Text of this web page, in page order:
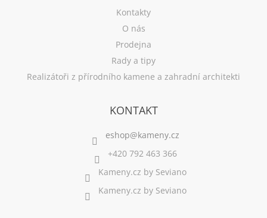
Kontakty
O nás
Prodejna
Rady a tipy
Realizátoři z přírodního kamene a zahradní architekti
KONTAKT
+420 792 463 366
Kameny.cz by Seviano
Kameny.cz by Seviano